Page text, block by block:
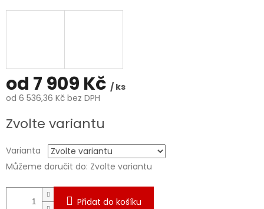
od 7 909 Kč / ks
od 6 536,36 Kč bez DPH
cena:
Zvolte variantu
Varianta
Můžeme doručit do: Zvolte variantu
Přidat do košíku